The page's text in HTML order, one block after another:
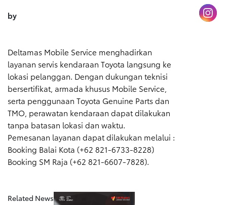
by
Deltamas Mobile Service menghadirkan
layanan servis kendaraan Toyota langsung ke
lokasi pelanggan. Dengan dukungan teknisi
bersertifikat, armada khusus Mobile Service,
serta penggunaan Toyota Genuine Parts dan
TMO, perawatan kendaraan dapat dilakukan
tanpa batasan lokasi dan waktu.
Pemesanan layanan dapat dilakukan melalui :
Booking Balai Kota (+62 821-6733-8228)
Related News